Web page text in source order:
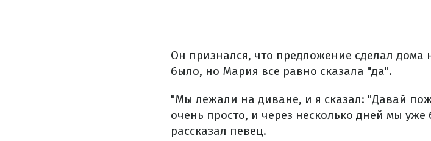
Он признался, что предложение сделал
было, но Мария все равно сказала "да".
"Мы лежали на диване, и я сказал: "Давай
очень просто, и через несколько дней мы
рассказал певец.